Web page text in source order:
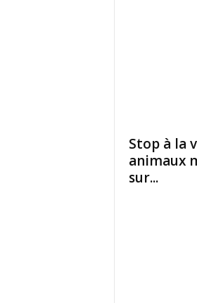
Stop à la
animaux
sur...